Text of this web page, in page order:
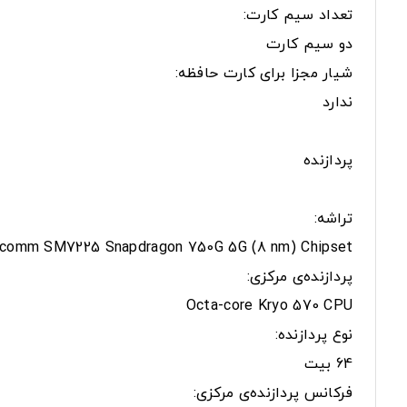
تعداد سیم کارت:
دو سیم کارت
شیار مجزا برای کارت حافظه:
ندارد
پردازنده
تراشه:
SM7225 Snapdragon 750G 5G (8 nm) Chipset
پردازنده‌ی مرکزی:
Octa-core Kryo 570 CPU
نوع پردازنده:
64 بیت
فرکانس پردازنده‌ی مرکزی: